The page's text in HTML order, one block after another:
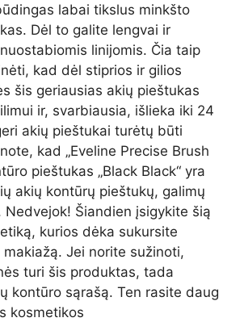
labai tikslus minkšto
Dėl to galite lengvai ir
linijomis. Čia taip
kad dėl stiprios ir gilios
šis geriausias akių pieštukas
ir, svarbiausia, išlieka iki 24
akių pieštukai turėtų būti
kad „Eveline Precise Brush
pieštukas „Black Black“ yra
akių kontūrų pieštukų, galimų
Šiandien įsigykite šią
kurios dėka sukursite
Jei norite sužinoti,
turi šis produktas, tada
kontūro sąrašą. Ten rasite daug
kosmetikos